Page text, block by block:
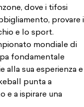
dove i tifosi
provare i
e lo sport.
mondiale di
fondamentale
alla sua esperienza e
punta a
e a ispirare una